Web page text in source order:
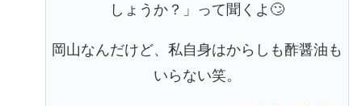
しょうか？」って聞くよ🙄
岡山なんだけど、私自身はからしも酢醤油も
いらない笑。